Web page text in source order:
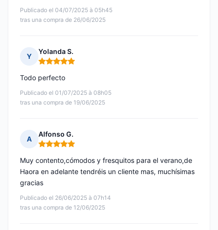
Publicado el 04/07/2025 à 05h45
tras una compra de 26/06/2025
Y
Yolanda S.
Nota: 5 de 5
Publicado el 01/07/2025 à 08h05
tras una compra de 19/06/2025
Todo perfecto
A
Alfonso G.
Nota: 5 de 5
Publicado el 26/06/2025 à 07h14
tras una compra de 12/06/2025
Muy contento,cómodos y fresquitos para el verano,de
Haora en adelante tendréis un cliente mas, muchísimas
gracias